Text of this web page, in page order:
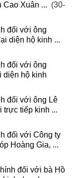
Cao Xuân ... (30-
đối với ông
diện hộ kinh ...
đối với ông
diện hộ kinh
đối với ông Lê
trực tiếp kinh ...
đối với Công ty
Hoàng Gia, ...
đối với bà Hồ